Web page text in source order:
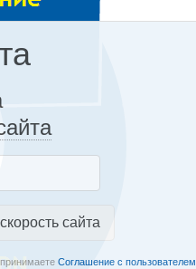
сайта
Соглашение с пользователем